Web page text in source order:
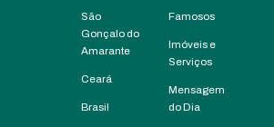
São
Gonçalo do
Amarante
Ceará
Brasil
Famosos
Imóveis e
Serviços
Mensagem
do Dia